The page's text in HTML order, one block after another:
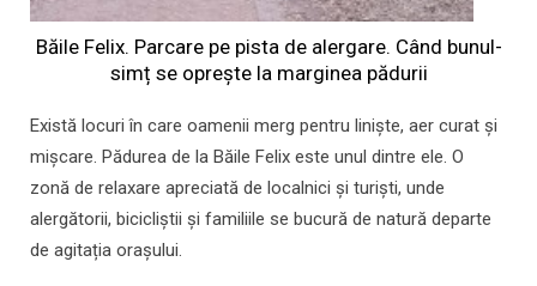
Băile Felix. Parcare pe pista de alergare. Când bunul-
simț se oprește la marginea pădurii
Există locuri în care oamenii merg pentru liniște, aer curat și
mișcare. Pădurea de la Băile Felix este unul dintre ele. O
zonă de relaxare apreciată de localnici și turiști, unde
alergătorii, bicicliștii și familiile se bucură de natură departe
de agitația orașului.